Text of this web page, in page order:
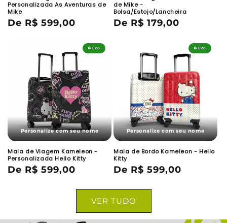
Personalizada As Aventuras de
Mike
Preço
De R$ 599,00
de Mike -
Bolsa/Estojo/Lancheira
Preço
De R$ 179,00
♻️ Eco
Personalize com seu nome
Mala de Viagem Kameleon -
Personalizada Hello Kitty
Preço
De R$ 599,00
♻️ Eco
Personalize com seu nome
Mala de Bordo Kameleon - Hello
Kitty
Preço
De R$ 599,00
VER TUDO